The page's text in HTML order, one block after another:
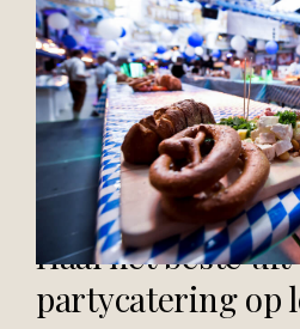
Haal het beste uit
partycatering op